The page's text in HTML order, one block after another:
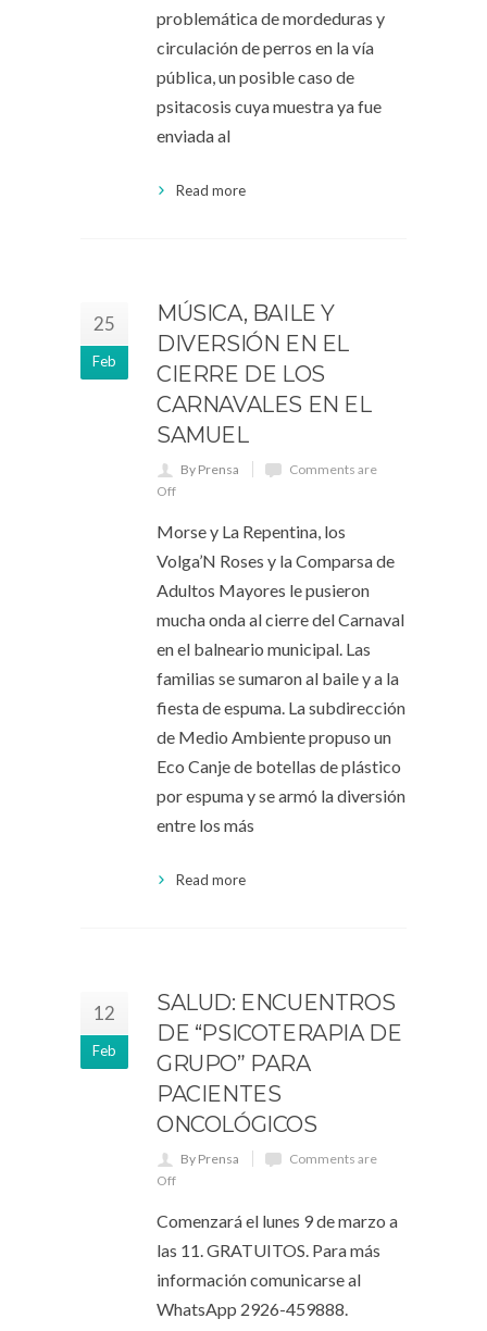
problemática de mordeduras y
circulación de perros en la vía
pública, un posible caso de
psitacosis cuya muestra ya fue
enviada al
Read more
25
Feb
MÚSICA, BAILE Y
DIVERSIÓN EN EL
CIERRE DE LOS
CARNAVALES EN EL
SAMUEL
By Prensa
Comments are
Off
Morse y La Repentina, los
Volga’N Roses y la Comparsa de
Adultos Mayores le pusieron
mucha onda al cierre del Carnaval
en el balneario municipal. Las
familias se sumaron al baile y a la
fiesta de espuma. La subdirección
de Medio Ambiente propuso un
Eco Canje de botellas de plástico
por espuma y se armó la diversión
entre los más
Read more
12
Feb
SALUD: ENCUENTROS
DE “PSICOTERAPIA DE
GRUPO” PARA
PACIENTES
ONCOLÓGICOS
By Prensa
Comments are
Off
Comenzará el lunes 9 de marzo a
las 11. GRATUITOS. Para más
información comunicarse al
WhatsApp 2926-459888.